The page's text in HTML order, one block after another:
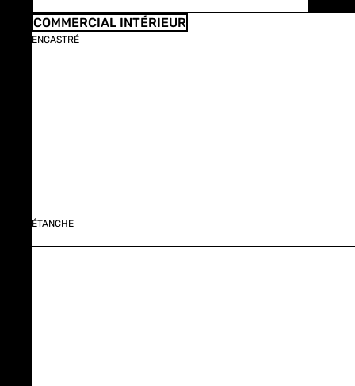
COMMERCIAL INTÉRIEUR
ENCASTRÉ
ÉTANCHE